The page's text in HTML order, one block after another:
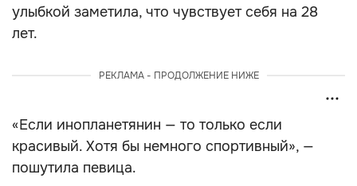
улыбкой заметила, что чувствует себя на 28
лет.
РЕКЛАМА - ПРОДОЛЖЕНИЕ НИЖЕ
«Если инопланетянин — то только если
красивый. Хотя бы немного спортивный», —
пошутила певица.